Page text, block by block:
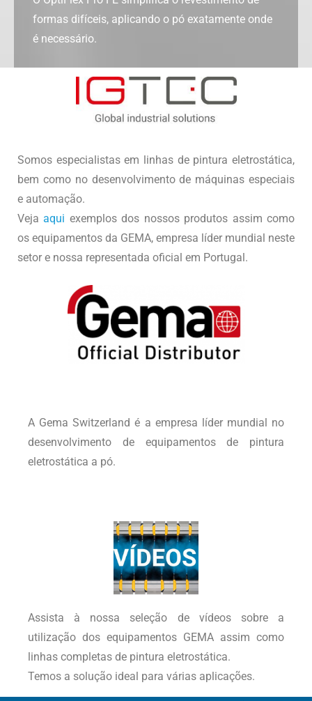
formas difíceis, aplicando o pó exatamente onde
é necessário.
Somos especialistas em linhas de pintura eletrostática,
bem como no desenvolvimento de máquinas especiais
e automação.
Vejaaqui exemplos dos nossos produtos assim como
os equipamentos da GEMA, empresa líder mundial neste
setor e nossa representada oficial em Portugal.
A Gema Switzerland é a empresa líder mundial no
desenvolvimento de equipamentos de pintura
eletrostática a pó.
Assista à nossa seleção de vídeos sobre a
utilização dos equipamentos GEMA assim como
linhas completas de pintura eletrostática.
Temos a solução ideal para várias aplicações.